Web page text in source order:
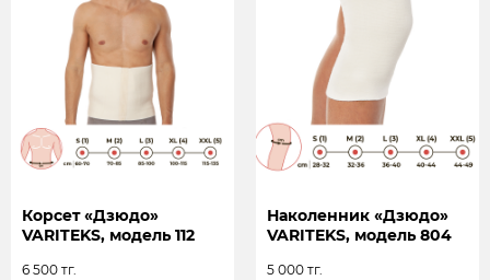
Корсет «Дзюдо»
VARITEKS, модель 112
6 500 тг.
Наколенник «Дзюдо»
VARITEKS, модель 804
5 000 тг.